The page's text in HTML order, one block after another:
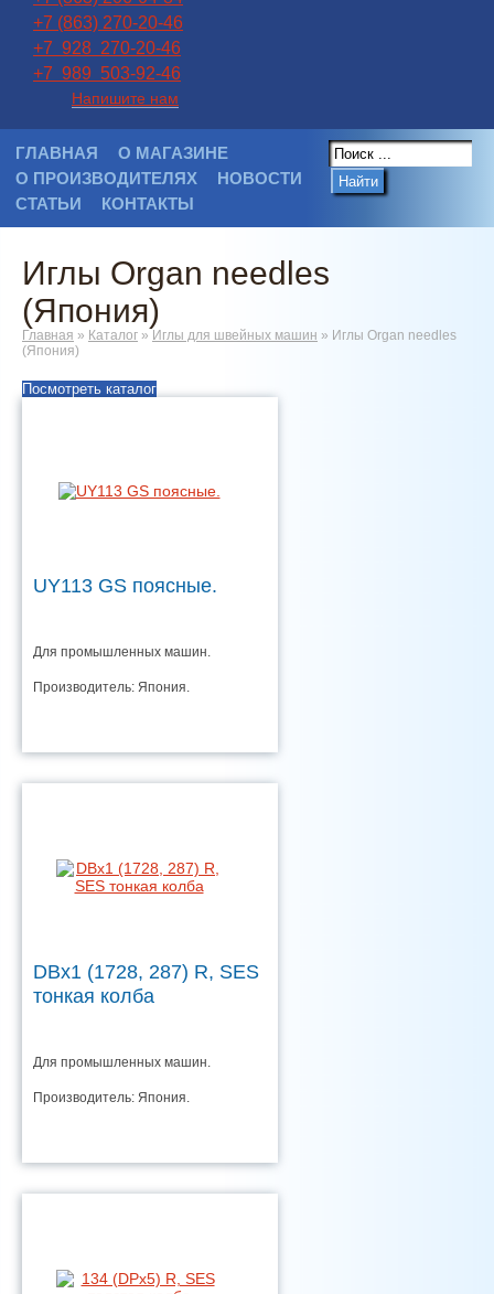
+7 (863) 270-20-46
+7 928 270-20-46
+7 989 503-92-46
Напишите нам
ГЛАВНАЯ
О МАГАЗИНЕ
О ПРОИЗВОДИТЕЛЯХ
НОВОСТИ
СТАТЬИ
КОНТАКТЫ
Найти
Иглы Organ needles
(Япония)
Главная » Каталог » Иглы для швейных машин » Иглы Organ needles
(Япония)
Посмотреть каталог
UY113 GS поясные.
Для промышленных машин.
Производитель: Япония.
DBx1 (1728, 287) R, SES
тонкая колба
Для промышленных машин.
Производитель: Япония.